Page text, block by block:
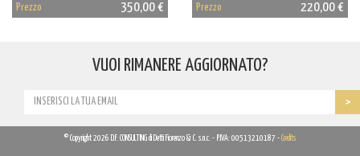
Prezzo 350,00 € Prezzo 220,00 €
VUOI RIMANERE AGGIORNATO?
© Copyright 2026 D.F. CONSULTING di Detti Fiorenzo & C. s.n.c. - P.IVA: 00513210187 - Credits